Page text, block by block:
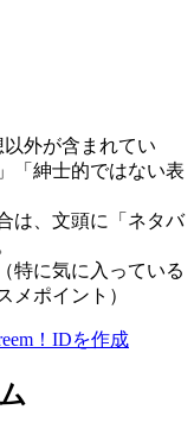
外が含まれてい
「紳士的ではない表
は、文頭に「ネタバ
特に気に入っている
メポイント）
！IDを作成